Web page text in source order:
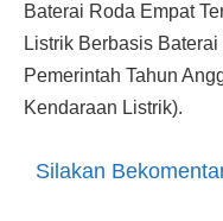
Baterai Roda Empat
Listrik Berbasis
Pemerintah Tahun
Kendaraan Listrik).
Silakan